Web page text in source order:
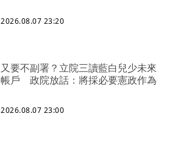
2026.08.07 23:20
又要不副署？立院三讀藍白兒少未來
帳戶 政院放話：將採必要憲政作為
2026.08.07 23:00